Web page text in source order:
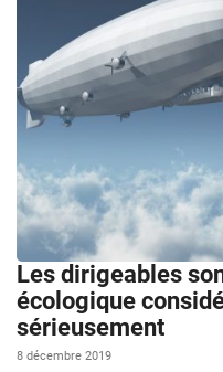
Les dirigeables
écologique
sérieusement
8 décembre 2019